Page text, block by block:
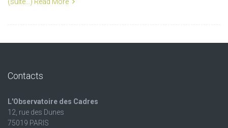
(suite…) Read More
Contacts
L'Observatoire des Cadres
12, rue des Dunes
75019 PARIS